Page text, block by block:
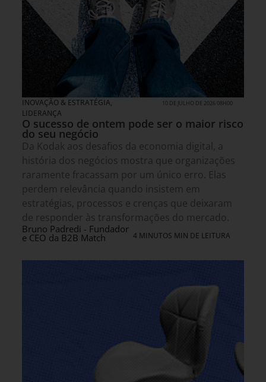
INOVAÇÃO & ESTRATÉGIA,
LIDERANÇA
10 DE JULHO DE 2026 08H00
O sucesso de ontem pode ser o maior risco
do seu negócio
Da Kodak aos desafios da economia digital, a
história dos negócios mostra que organizações
raramente fracassam por um único erro. Elas
perdem relevância quando insistem em
estratégias, processos e crenças que deixaram
de responder às transformações do mercado.
Bruno Padredi - Fundador
e CEO da B2B Match 4 MINUTOS MIN DE LEITURA